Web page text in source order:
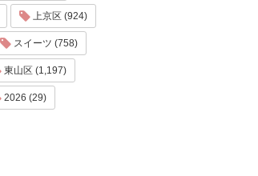
上京区 (924)
スイーツ (758)
東山区 (1,197)
2026 (29)